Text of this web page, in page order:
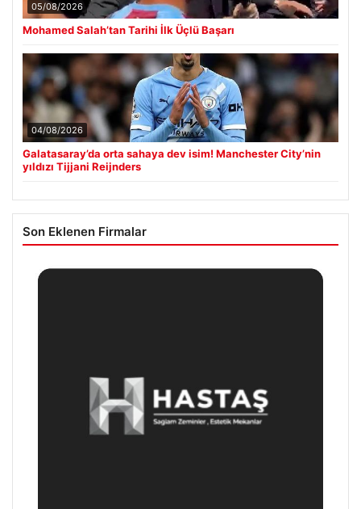
05/08/2026
Mohamed Salah’tan Tarihi İlk Üçlü Başarı
04/08/2026
Galatasaray’da orta sahaya dev isim! Manchester City’nin
yıldızı Tijjani Reijnders
Son Eklenen Firmalar